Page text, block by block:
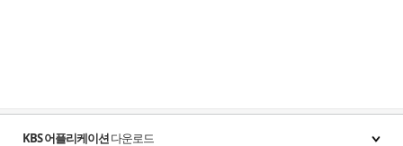
KBS 어플리케이션다운로드